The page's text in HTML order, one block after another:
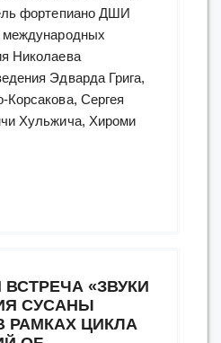
фортепиано ДШИ
международных
Николаева
Эдварда Грига,
Корсакова, Сергея
Хульжича, Хироми
«ЗВУКИ
СУСАНЫ
ЦИКЛА